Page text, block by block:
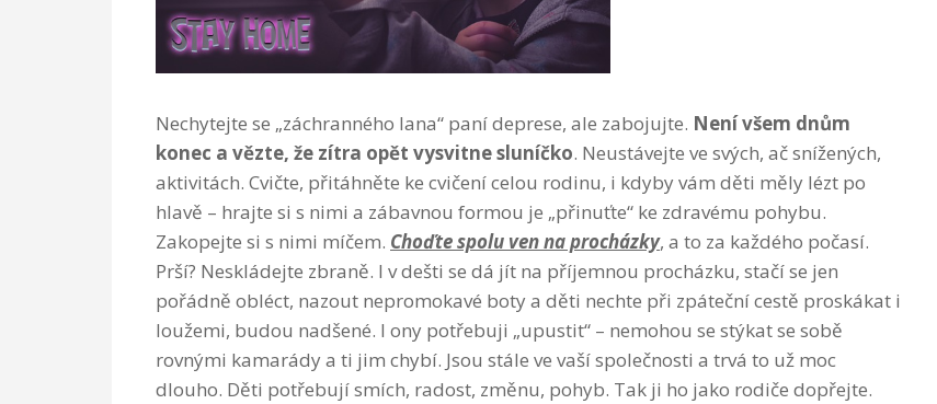
Nechytejte se „záchranného lana“ paní deprese, ale zabojujte. Není všem dnům
konec a vězte, že zítra opět vysvitne sluníčko. Neustávejte ve svých, ač snížených,
aktivitách. Cvičte, přitáhněte ke cvičení celou rodinu, i kdyby vám děti měly lézt po
hlavě – hrajte si s nimi a zábavnou formou je „přinuťte“ ke zdravému pohybu.
Zakopejte si s nimi míčem. Choďte spolu ven na procházky, a to za každého počasí.
Prší? Neskládejte zbraně. I v dešti se dá jít na příjemnou procházku, stačí se jen
pořádně obléct, nazout nepromokavé boty a děti nechte při zpáteční cestě proskákat i
loužemi, budou nadšené. I ony potřebuji „upustit“ – nemohou se stýkat se sobě
rovnými kamarády a ti jim chybí. Jsou stále ve vaší společnosti a trvá to už moc
dlouho. Děti potřebují smích, radost, změnu, pohyb. Tak ji ho jako rodiče dopřejte.